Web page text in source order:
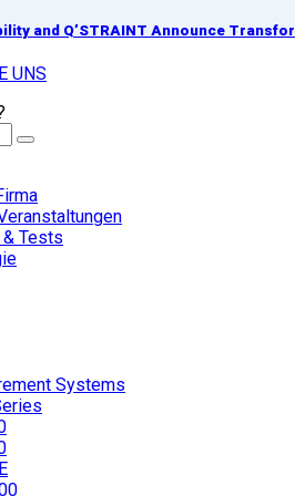
and Q’STRAINT Announce
UNS
Tests
Systems